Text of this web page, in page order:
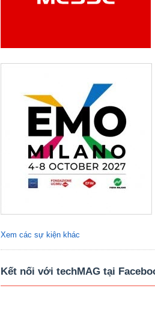
Xem các sự kiện khác
Kết nối với techMAG tại